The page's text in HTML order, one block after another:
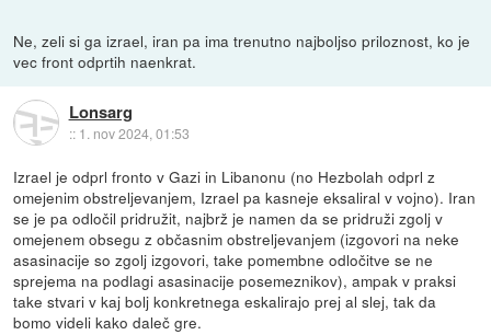
Ne, zeli si ga izrael, iran pa ima trenutno najboljso priloznost, ko je
vec front odprtih naenkrat.
Lonsarg
:: 1. nov 2024, 01:53
Izrael je odprl fronto v Gazi in Libanonu (no Hezbolah odprl z
omejenim obstreljevanjem, Izrael pa kasneje eksaliral v vojno). Iran
se je pa odločil pridružit, najbrž je namen da se pridruži zgolj v
omejenem obsegu z občasnim obstreljevanjem (izgovori na neke
asasinacije so zgolj izgovori, take pomembne odločitve se ne
sprejema na podlagi asasinacije posemeznikov), ampak v praksi
take stvari v kaj bolj konkretnega eskalirajo prej al slej, tak da
bomo videli kako daleč gre.